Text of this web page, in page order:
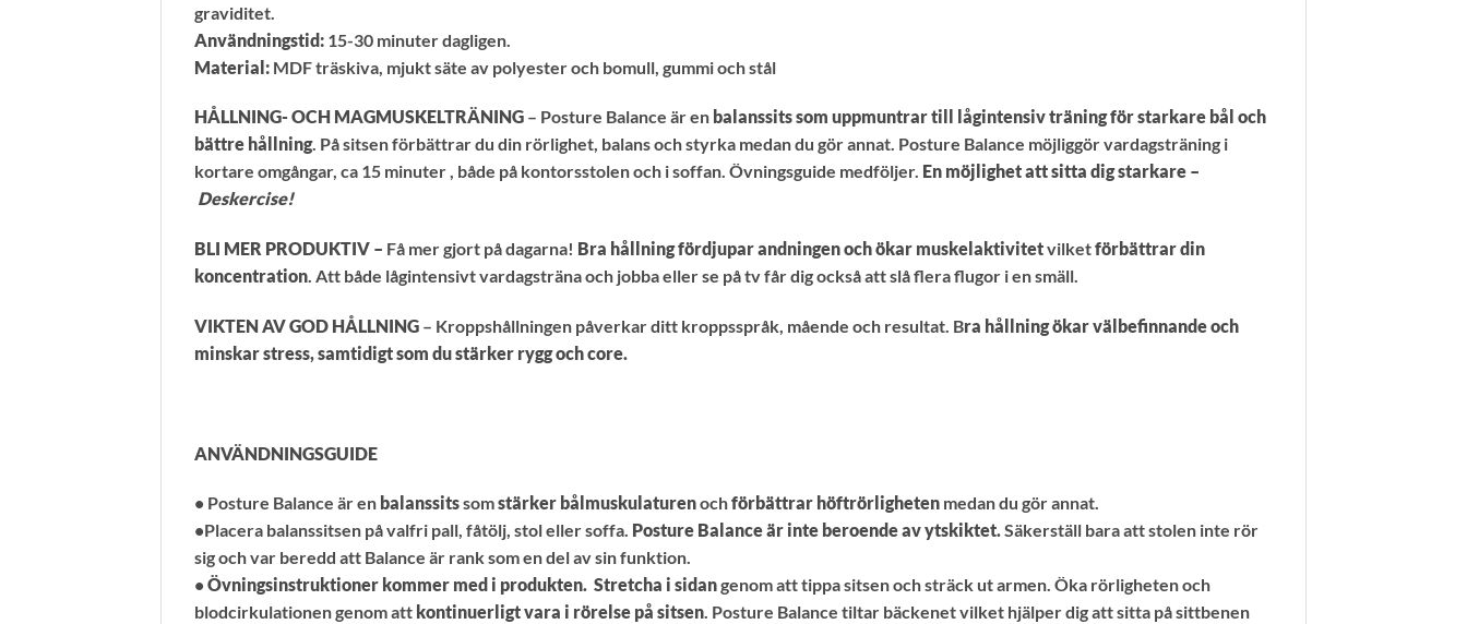
graviditet.
Användningstid: 15-30 minuter dagligen.
Material: MDF träskiva, mjukt säte av polyester och bomull, gummi och stål
HÅLLNING- OCH MAGMUSKELTRÄNING – Posture Balance är en balanssits som uppmuntrar till lågintensiv träning för starkare bål och
bättre hållning. På sitsen förbättrar du din rörlighet, balans och styrka medan du gör annat. Posture Balance möjliggör vardagsträning i
kortare omgångar, ca 15 minuter , både på kontorsstolen och i soffan. Övningsguide medföljer. En möjlighet att sitta dig starkare –
Deskercise!
BLI MER PRODUKTIV – Få mer gjort på dagarna! Bra hållning fördjupar andningen och ökar muskelaktivitetvilketförbättrar din
koncentration. Att både lågintensivt vardagsträna och jobba eller se på tv får dig också att slå flera flugor i en smäll.
VIKTEN AV GOD HÅLLNING – Kroppshållningen påverkar ditt kroppsspråk, mående och resultat. Bra hållning ökar välbefinnande och
minskar stress, samtidigt som du stärker rygg och core.
ANVÄNDNINGSGUIDE
• Posture Balance är en balanssitssomstärker bålmuskulaturenochförbättrar höftrörligheten medan du gör annat.
•Placera balanssitsen på valfri pall, fåtölj, stol eller soffa. Posture Balance är inte beroende av ytskiktet.Säkerställ bara att stolen inte rör
sig och var beredd att Balance är rank som en del av sin funktion.
• Övningsinstruktioner kommer med i produkten. Stretcha i sidangenom att tippa sitsen och sträck ut armen. Öka rörligheten och
blodcirkulationen genom att kontinuerligt vara i rörelse på sitsen. Posture Balance tiltar bäckenet vilket hjälper dig att sitta på sittbenen